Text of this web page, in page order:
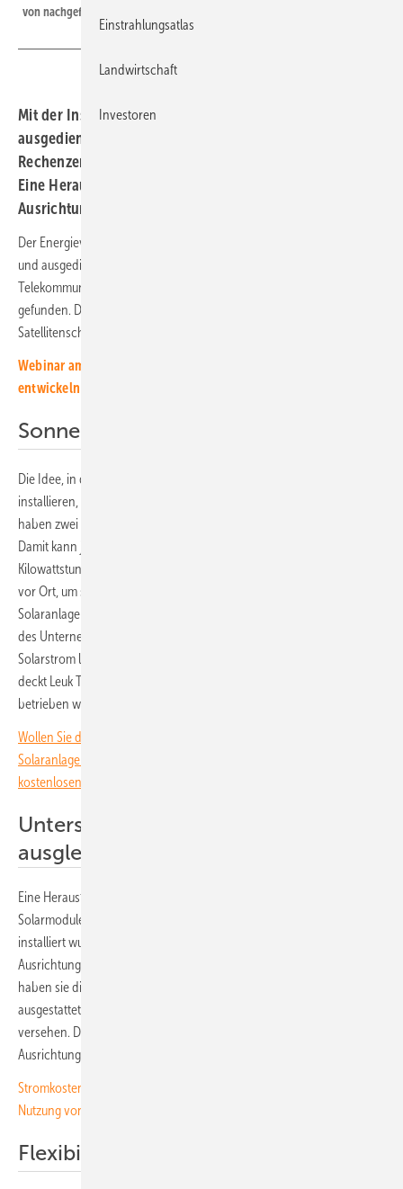
von nachgeführten Solaranlagen.
Mit der Installation von Solarmodulen in den
ausgedienten Satellitenschüsseln kann Leuk TDO sein
Rechenzentrum mit mehr eigenem Ökostrom betreiben.
Eine Herausforderung war die unterschiedliche
Ausrichtung der Solarmodule.
Der Energieversorger Centralschweizer Kraftwerke (CKW) hat für alte
und ausgediente Satellitenschüsseln auf dem Betriebsgelände des
Telekommunikationsanbieters Leuk TDC eine clevere Nachnutzung
gefunden. Denn CKW hat zusammen mit Solaredge diese
Satellitenschüsseln mit Solarmodulen bestückt.
Webinar am 23. Juli: Solarprojekte einfacher und schneller
entwickeln
Sonnenstrom fürs Rechenzentrum
Die Idee, in den Schüsseln aus dem Jahr 1972 Solarmodule zu
installieren, stammte ursprünglich von Leuk. Die Handwerker von CKW
haben zwei Schüsseln mit insgesamt 307 Solarmodulen ausgestattet.
Damit kann jede der beiden Satellitenschüsseln jedes Jahr 110.000
Kilowattstunden Sonnenstrom liefern. Diesen nutzt Leuk TDC direkt
vor Ort, um sein stromhungriges Rechenzentrum zu füttern. Die neuen
Solaranlagen ergänzen einen Photovoltaikgenerator auf dem Dach
des Unternehmensgebäudes, der zusätzlich 555.000 Kilowattstunden
Solarstrom liefert. Den restlichen Energiebedarf des Rechenzentrums
deckt Leuk TDC mit Wasserkraft, sodass dieses komplett mit Ökostrom
betrieben wird.
Wollen Sie die neuesten Entwicklungen rund um die Investition in Ihre
Solaranlagen immer im Blick behalten? Dann abonnieren Sie unseren
kostenlosen Investoren-Newsletter.
Unterschiedliche Ausrichtungen
ausgleichen
Eine Herausforderung bei diesem Projekt war die Ausrichtung der
Solarmodule. Denn da die Solarmodule direkt in die Schüsseln
installiert wurden, mussten die Planer mit vielen unterschiedlichen
Ausrichtungen und Verschattungsszenarien zurechtkommen. Deshalb
haben sie die Module mit Leistungsoptimierer von Solaredge
ausgestattet. Jeweils zwei Solarmodule wurden mit einem Optimierer
versehen. Dadurch konnten die Auswirkungen der unterschiedlichen
Ausrichtungen drastisch verringert werden.
Stromkosten im Gewerbe senken: Unser Ratgeber für die solare
Nutzung von Flachdächern
Flexibilität bei der Planung nutzen
Einstrahlungsatlas
Landwirtschaft
Investoren